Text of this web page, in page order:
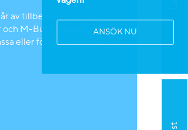
ANSÖK NU
av tillbehör, exempelvis
och M-Bus tillbehör, som
eller förstärka produkter.